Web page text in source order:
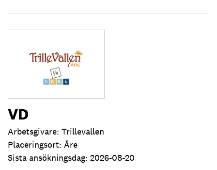
VD
Arbetsgivare: Trillevallen
Placeringsort: Åre
Sista ansökningsdag: 2026-08-20